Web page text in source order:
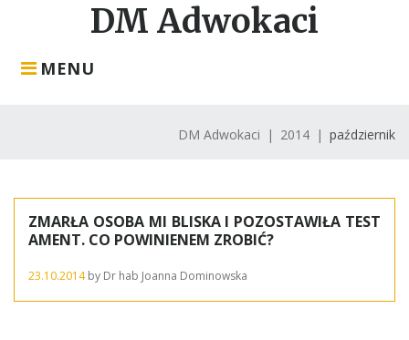
DM Adwokaci
MENU
DM Adwokaci | 2014 | październik
październik
2014
ZMARŁA OSOBA MI BLISKA I POZOSTAWIŁA TEST
AMENT. CO POWINIENEM ZROBIĆ?
23.10.2014 by Dr hab Joanna Dominowska